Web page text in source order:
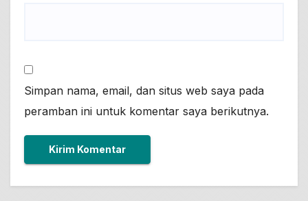
Simpan nama, email, dan situs web saya pada
peramban ini untuk komentar saya berikutnya.